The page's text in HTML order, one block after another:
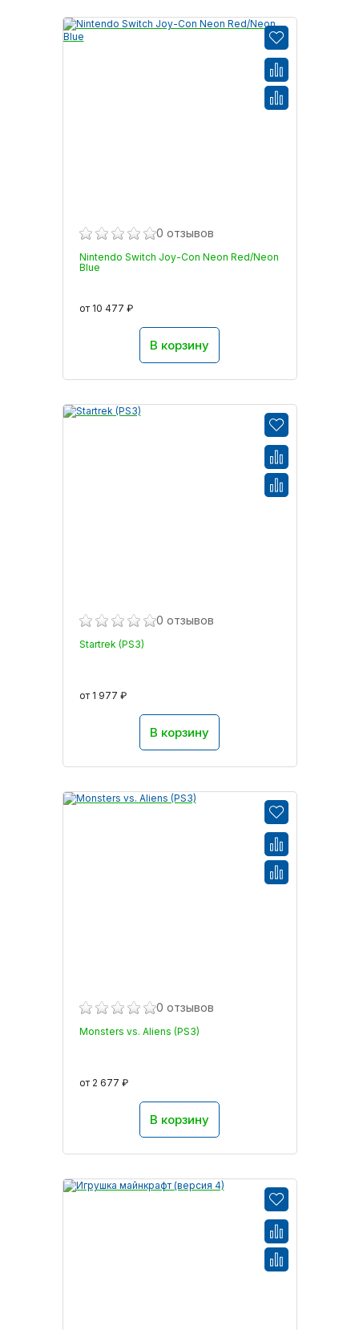
0 отзывов
Nintendo Switch Joy-Con Neon Red/Neon
Blue
от 10 477 ₽
В корзину
0 отзывов
Startrek (PS3)
от 1 977 ₽
В корзину
0 отзывов
Monsters vs. Aliens (PS3)
от 2 677 ₽
В корзину